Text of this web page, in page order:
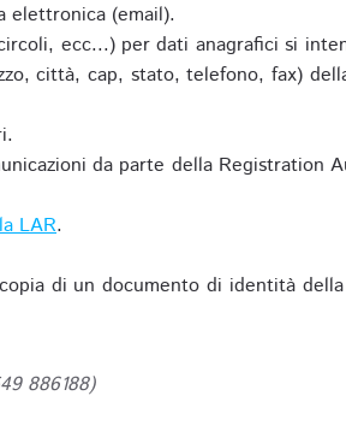
elettronica (email).
ecc...) per dati anagrafici si
città, cap, stato, telefono, fax)
da parte della Registration
LAR.
di un documento di identità
886188)